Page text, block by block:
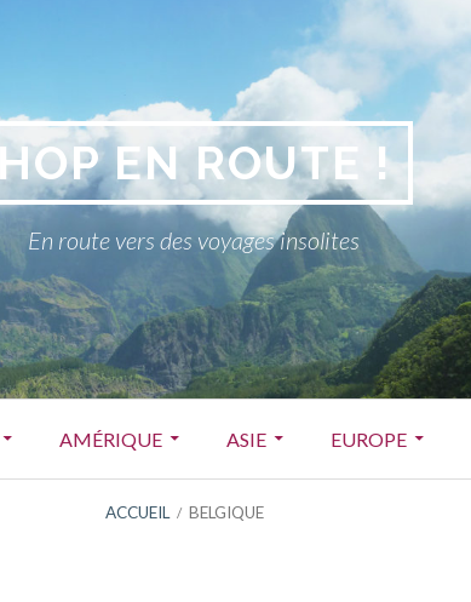
EN ROUTE !
En route vers des voyages insolites
AMÉRIQUE ASIE EUROPE
ACCUEIL BELGIQUE